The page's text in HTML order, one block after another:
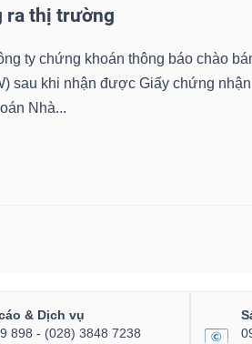
ra thị trường
ty chứng khoán thông báo chào
sau khi nhận được Giấy chứng nhận
Nhà...
& Dịch vụ
898 - (028) 3848 7238